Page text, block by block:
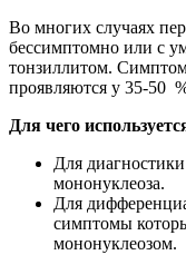
Во многих случаях
бессимптомно или с
тонзиллитом.
проявляются у 35-50
Для чего
Для
мононуклеоза.
Для
симптомы
мононуклеозом.